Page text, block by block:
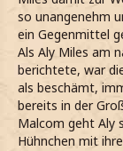
so unangenehm
ein Gegenmittel
Als Aly Miles am
berichtete, war
als beschämt,
bereits in der
Malcom geht Aly
Hühnchen mit